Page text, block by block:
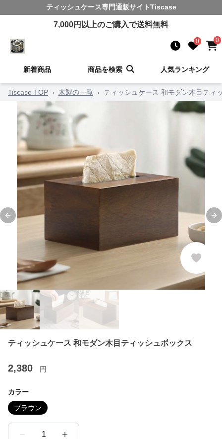
ティッシュケース専門通販サイトTiscase
7,000円以上のご購入で送料無料
0 0
新着商品 商品を検索 人気ランキング
Tiscase TOP › 木製の一覧 › ティッシュケース 和モダン木目ティ
Previous slide
ティッシュケース 和モダン木目ティッシュボックス
2,380 円
カラー
ブラウン
1